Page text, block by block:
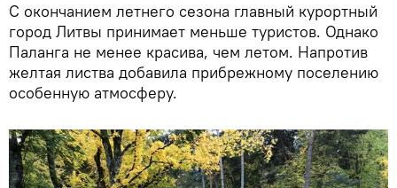
С окончанием летнего сезона главный курортный
город Литвы принимает меньше туристов. Однако
Паланга не менее красива, чем летом. Напротив
желтая листва добавила прибрежному поселению
особенную атмосферу.